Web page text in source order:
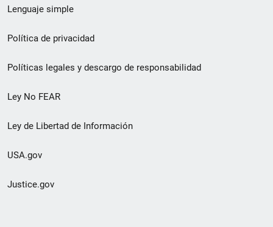
de
pie
de
página
Lenguaje simple
Política de privacidad
Políticas legales y descargo de responsabilidad
Ley No FEAR
Ley de Libertad de Información
USA.gov
Justice.gov